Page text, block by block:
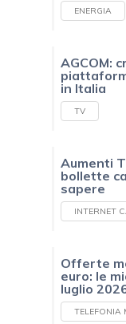
ENERGIA
AGCOM:
in Italia
TV
Aumenti
bollette
sapere
INTERNET
Offerte
euro: le
luglio
TELEFONIA